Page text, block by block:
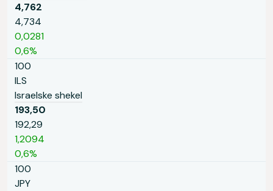
4,762
4,734
0,0281
0,6%
100
ILS
Israelske shekel
193,50
192,29
1,2094
0,6%
100
JPY